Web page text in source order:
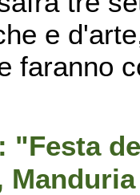
e
faranno
"Festa